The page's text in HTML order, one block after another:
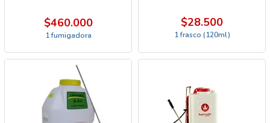
$460.000
1 fumigadora
$28.500
1 frasco (120ml)